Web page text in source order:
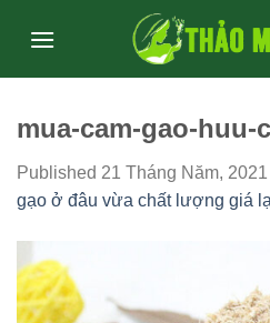
mua-cam-gao-huu-
Published 21 Tháng Năm, 2021
gạo ở đâu vừa chất lượng giá